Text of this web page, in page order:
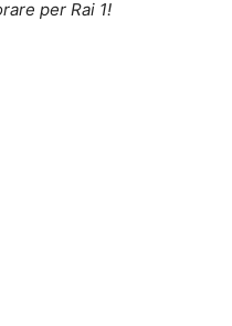
per Rai 1!